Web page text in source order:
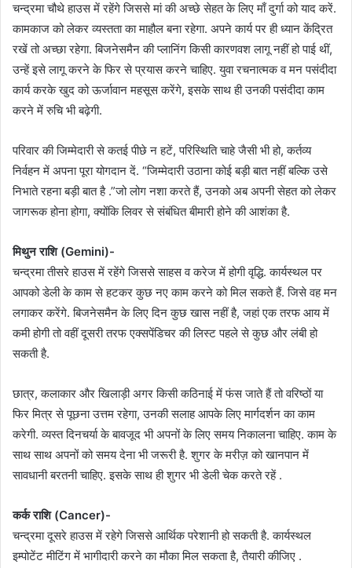
चन्द्रमा चौथे हाउस में रहेंगे जिससे मां की अच्छे सेहत के लिए माँ दुर्गा को याद करें.
कामकाज को लेकर व्यस्तता का माहौल बना रहेगा. अपने कार्य पर ही ध्यान केंद्रित
रखें तो अच्छा रहेगा. बिजनेसमैन की प्लानिंग किसी कारणवश लागू नहीं हो पाई थीं,
उन्हें इसे लागू करने के फिर से प्रयास करने चाहिए. युवा रचनात्मक व मन पसंदीदा
कार्य करके खुद को ऊर्जावान महसूस करेंगे, इसके साथ ही उनकी पसंदीदा काम
करने में रुचि भी बढ़ेगी.
परिवार की जिम्मेदारी से कतई पीछे न हटें, परिस्थिति चाहे जैसी भी हो, कर्तव्य
निर्वहन में अपना पूरा योगदान दें. “जिम्मेदारी उठाना कोई बड़ी बात नहीं बल्कि उसे
निभाते रहना बड़ी बात है .”जो लोग नशा करते हैं, उनको अब अपनी सेहत को लेकर
जागरूक होना होगा, क्योंकि लिवर से संबंधित बीमारी होने की आशंका है.
मिथुन राशि (Gemini)-
चन्द्रमा तीसरे हाउस में रहेंगे जिससे साहस व करेज में होगी वृद्धि. कार्यस्थल पर
आपको डेली के काम से हटकर कुछ नए काम करने को मिल सकते हैं. जिसे वह मन
लगाकर करेंगे. बिजनेसमैन के लिए दिन कुछ खास नहीं है, जहां एक तरफ आय में
कमी होगी तो वहीं दूसरी तरफ एक्सपेंडिचर की लिस्ट पहले से कुछ और लंबी हो
सकती है.
छात्र, कलाकार और खिलाड़ी अगर किसी कठिनाई में फंस जाते हैं तो वरिष्ठों या
फिर मित्र से पूछना उत्तम रहेगा, उनकी सलाह आपके लिए मार्गदर्शन का काम
करेगी. व्यस्त दिनचर्या के बावजूद भी अपनों के लिए समय निकालना चाहिए. काम के
साथ साथ अपनों को समय देना भी जरूरी है. शुगर के मरीज़ को खानपान में
सावधानी बरतनी चाहिए. इसके साथ ही शुगर भी डेली चेक करते रहें .
कर्क राशि (Cancer)-
चन्द्रमा दूसरे हाउस में रहेगे जिससे आर्थिक परेशानी हो सकती है. कार्यस्थल
इम्पोटेंट मीटिंग में भागीदारी करने का मौका मिल सकता है, तैयारी कीजिए .